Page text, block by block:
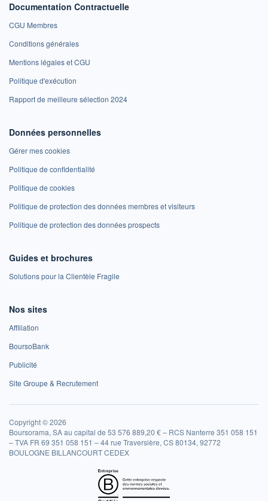
Documentation Contractuelle
CGU Membres
Conditions générales
Mentions légales et CGU
Politique d'exécution
Rapport de meilleure sélection 2024
Données personnelles
Gérer mes cookies
Politique de confidentialité
Politique de cookies
Politique de protection des données membres et visiteurs
Politique de protection des données prospects
Guides et brochures
Solutions pour la Clientèle Fragile
Nos sites
Affiliation
BoursoBank
Publicité
Site Groupe & Recrutement
Copyright © 2026
Boursorama, SA au capital de 53 576 889,20 € – RCS Nanterre 351 058 151
– TVA FR 69 351 058 151 – 44 rue Traversière, CS 80134, 92772
BOULOGNE BILLANCOURT CEDEX